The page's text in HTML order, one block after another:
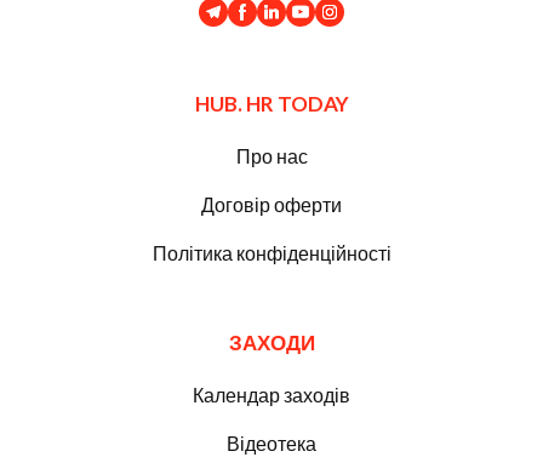
HUB. HR TODAY
Про нас
Договір оферти
Політика конфіденційності
ЗАХОДИ
Календар заходів
Відеотека